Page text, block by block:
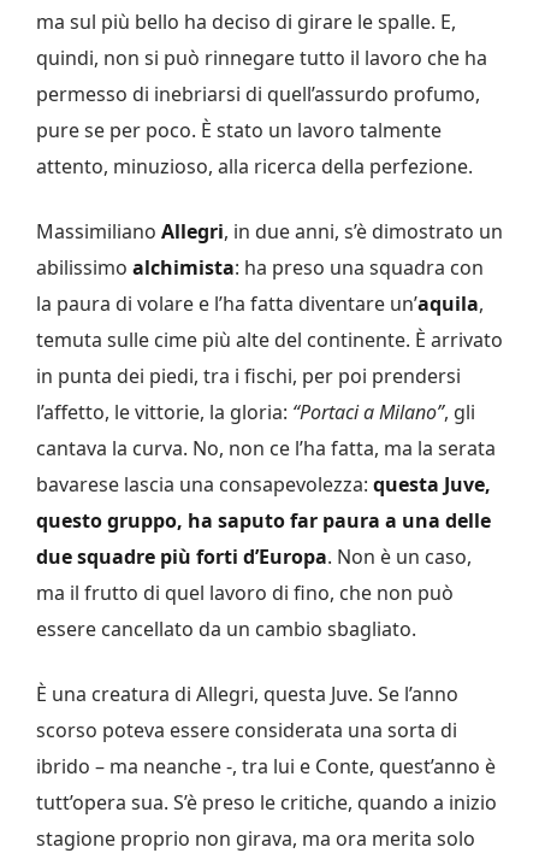
ma sul più bello ha deciso di girare le spalle. E,
quindi, non si può rinnegare tutto il lavoro che ha
permesso di inebriarsi di quell’assurdo profumo,
pure se per poco. È stato un lavoro talmente
attento, minuzioso, alla ricerca della perfezione.
Massimiliano Allegri, in due anni, s’è dimostrato un
abilissimo alchimista: ha preso una squadra con
la paura di volare e l’ha fatta diventare un’aquila,
temuta sulle cime più alte del continente. È arrivato
in punta dei piedi, tra i fischi, per poi prendersi
l’affetto, le vittorie, la gloria: “Portaci a Milano”, gli
cantava la curva. No, non ce l’ha fatta, ma la serata
bavarese lascia una consapevolezza: questa Juve,
questo gruppo, ha saputo far paura a una delle
due squadre più forti d’Europa. Non è un caso,
ma il frutto di quel lavoro di fino, che non può
essere cancellato da un cambio sbagliato.
È una creatura di Allegri, questa Juve. Se l’anno
scorso poteva essere considerata una sorta di
ibrido – ma neanche -, tra lui e Conte, quest’anno è
tutt’opera sua. S’è preso le critiche, quando a inizio
stagione proprio non girava, ma ora merita solo